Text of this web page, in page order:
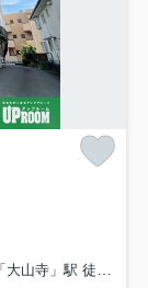
寺」駅 徒歩21分